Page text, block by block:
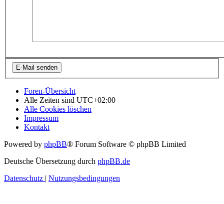
Foren-Übersicht
Alle Zeiten sind UTC+02:00
Alle Cookies löschen
Impressum
Kontakt
Powered by phpBB® Forum Software © phpBB Limited
Deutsche Übersetzung durch phpBB.de
Datenschutz | Nutzungsbedingungen